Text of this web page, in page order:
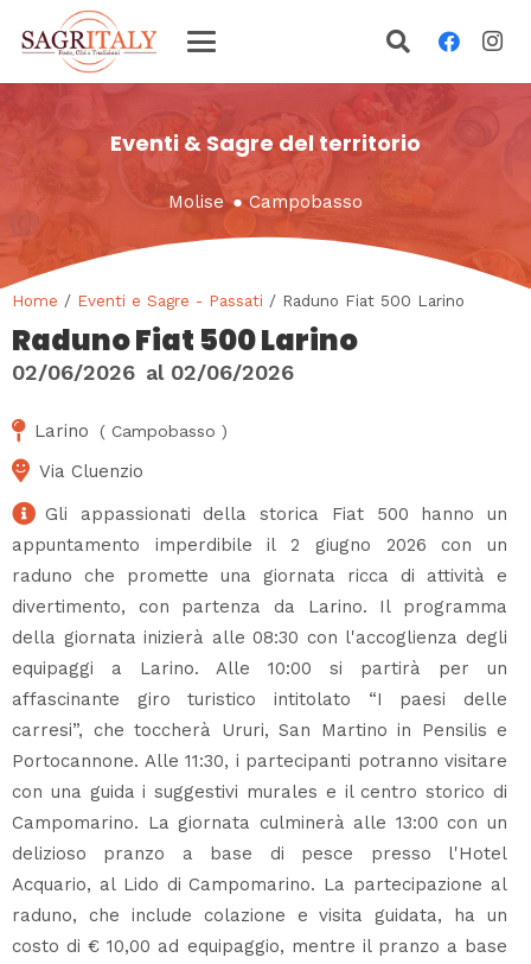
Eventi & Sagre del territorio
Molise ●Campobasso
Home / Eventi e Sagre - Passati / Raduno Fiat 500 Larino
Raduno Fiat 500 Larino
02/06/2026 al 02/06/2026
Larino ( Campobasso )
Via Cluenzio
Gli appassionati della storica Fiat 500 hanno un
appuntamento imperdibile il 2 giugno 2026 con un
raduno che promette una giornata ricca di attività e
divertimento, con partenza da Larino. Il programma
della giornata inizierà alle 08:30 con l'accoglienza degli
equipaggi a Larino. Alle 10:00 si partirà per un
affascinante giro turistico intitolato “I paesi delle
carresi”, che toccherà Ururi, San Martino in Pensilis e
Portocannone. Alle 11:30, i partecipanti potranno visitare
con una guida i suggestivi murales e il centro storico di
Campomarino. La giornata culminerà alle 13:00 con un
delizioso pranzo a base di pesce presso l'Hotel
Acquario, al Lido di Campomarino. La partecipazione al
raduno, che include colazione e visita guidata, ha un
costo di € 10,00 ad equipaggio, mentre il pranzo a base